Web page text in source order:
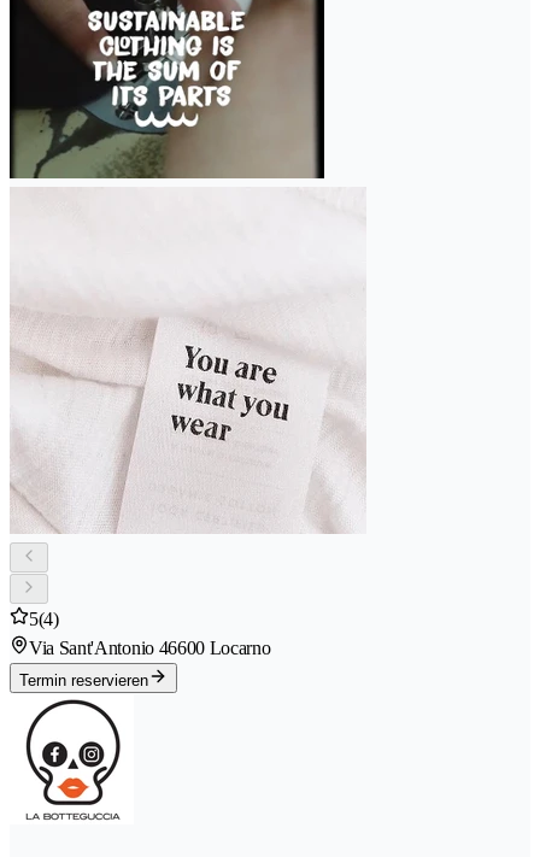
5(4)
Via Sant'Antonio 46600 Locarno
Termin reservieren